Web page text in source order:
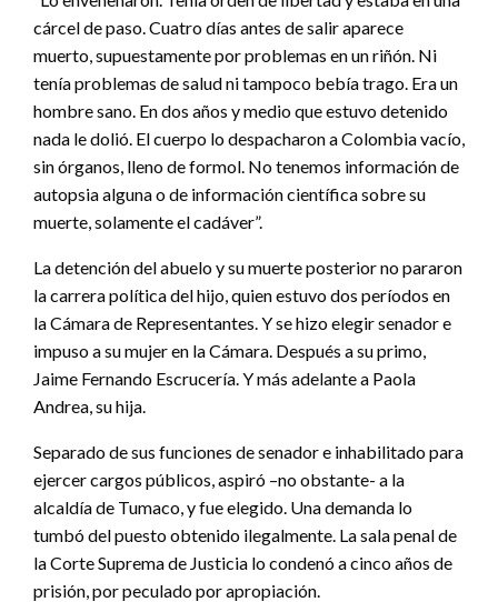
cárcel de paso. Cuatro días antes de salir aparece
muerto, supuestamente por problemas en un riñón. Ni
tenía problemas de salud ni tampoco bebía trago. Era un
hombre sano. En dos años y medio que estuvo detenido
nada le dolió. El cuerpo lo despacharon a Colombia vacío,
sin órganos, lleno de formol. No tenemos información de
autopsia alguna o de información científica sobre su
muerte, solamente el cadáver”.
La detención del abuelo y su muerte posterior no pararon
la carrera política del hijo, quien estuvo dos períodos en
la Cámara de Representantes. Y se hizo elegir senador e
impuso a su mujer en la Cámara. Después a su primo,
Jaime Fernando Escrucería. Y más adelante a Paola
Andrea, su hija.
Separado de sus funciones de senador e inhabilitado para
ejercer cargos públicos, aspiró –no obstante- a la
alcaldía de Tumaco, y fue elegido. Una demanda lo
tumbó del puesto obtenido ilegalmente. La sala penal de
la Corte Suprema de Justicia lo condenó a cinco años de
prisión, por peculado por apropiación.